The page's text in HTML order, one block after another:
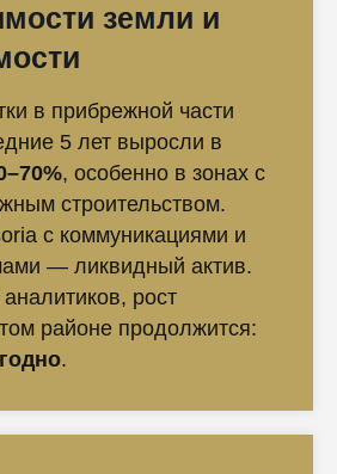
земли и
в прибрежной части
5 лет выросли в
, особенно в зонах с
строительством.
с коммуникациями и
— ликвидный актив.
рост
районе продолжится:
.